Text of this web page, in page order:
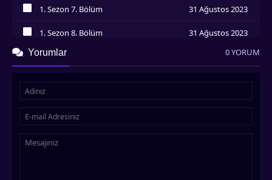
1. Sezon 7. Bölüm 31 Ağustos 2023
İzledim
1. Sezon 8. Bölüm 31 Ağustos 2023
1. Sezon 9. Bölüm 31 Ağustos 2023
İzledim
İzledim
İzledim
1. Sezon 13. Bölüm
Yorumlar 0 YORUM